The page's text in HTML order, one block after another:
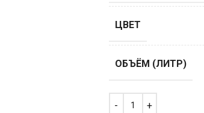
ЦВЕТ
ОБЪЁМ (ЛИТР)